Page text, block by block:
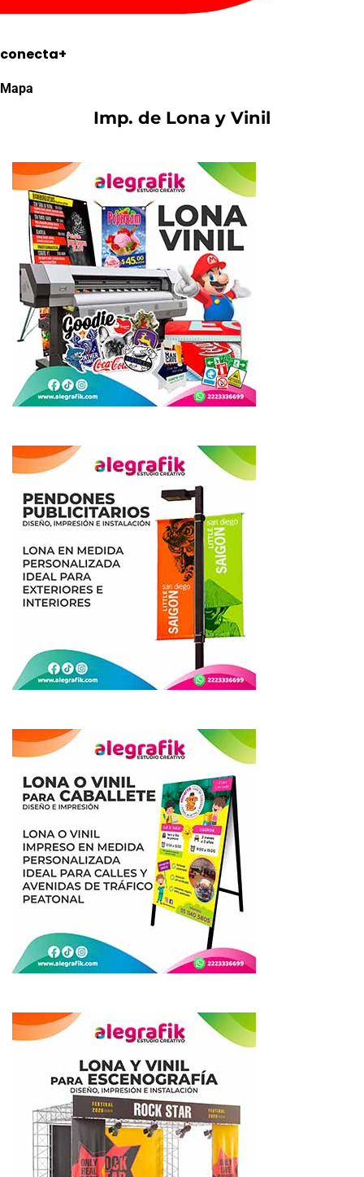
conecta+
Mapa
Imp. de Lona y Vinil